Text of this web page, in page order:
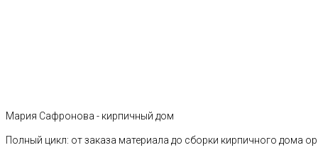
Мария Сафронова - кирпичный дом
Полный цикл: от заказа материала до сборки кирпичного дома